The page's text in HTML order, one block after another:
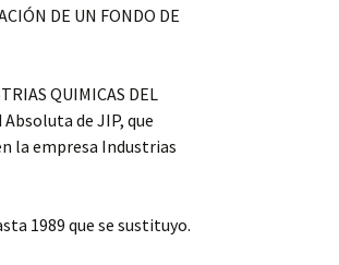
DE UN FONDO DE
QUIMICAS DEL
de JIP, que
la empresa Industrias
1989 que se sustituyo.